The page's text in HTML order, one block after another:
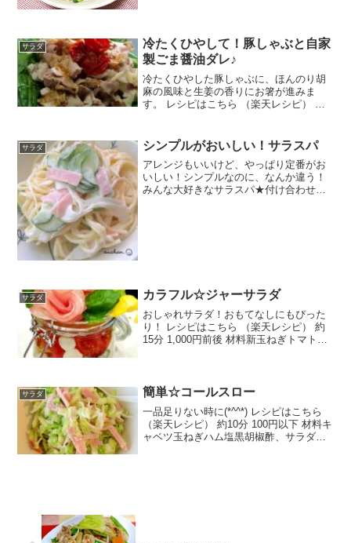
★ごま油★...
サラダ
冷たくひやして！豚しゃぶと自家
製ごま醤油ダレ♪
冷たくひやした豚しゃぶに、ほんのり胡
麻の風味と生姜の香りにお箸が進みま
す。 レシピはこちら （楽天レシピ） 約
ょうゆ酢砂糖にんにく（すりおろし生姜
（すりおろしごま...
サラダ シンプルがおいしい！サラスパ
アレンジもいいけど、やっぱり定番がお
いしい！シンプルなのに、なんか違う！
みんな大好きなサラスパ★付け合わせに
サラダ カラフル☆ジャーサラダ
おしゃれサラダ！おもてなしにもぴった
り！ レシピはこちら （楽天レシピ） 約
15分 1,000円前後 材料新玉ねぎトマト
柑橘...
サラダ 簡単☆コールスロー
一品足りない時に(*^^*) レシピはこちら
（楽天レシピ） 約10分 100円以下 材料キ
ャベツ玉ねぎハム塩黒胡椒酢、サラダ油